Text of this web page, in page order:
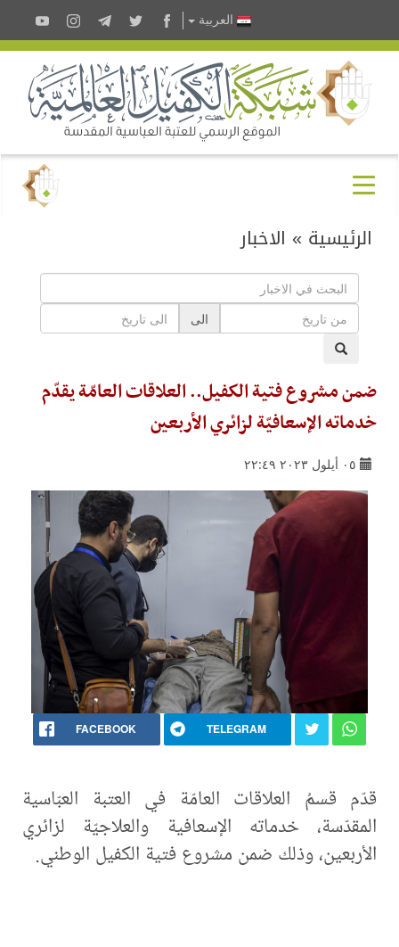
العربية
الرئيسية » الاخبار
الى
ضمن مشروع فتية الكفيل.. العلاقات العامّة يقدّم
خدماته الإسعافيّة لزائري الأربعين
٠٥ أيلول ٢٠٢٣ ٢٢:٤٩
FACEBOOK TELEGRAM
قدّم قسمُ العلاقات العامّة في العتبة العبّاسية
المقدّسة، خدماته الإسعافية والعلاجيّة لزائري
الأربعين، وذلك ضمن مشروع فتية الكفيل الوطني.